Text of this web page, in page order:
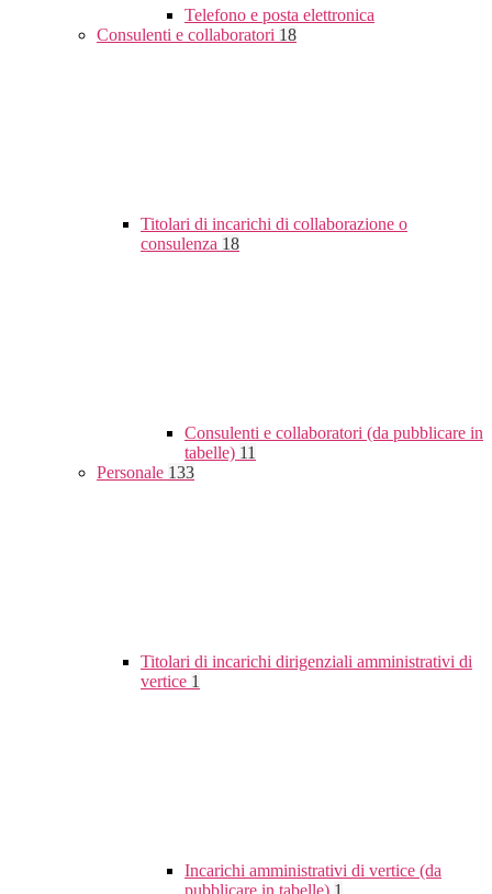
Telefono e posta elettronica
Consulenti e collaboratori 18
Titolari di incarichi di collaborazione o
consulenza 18
Consulenti e collaboratori (da pubblicare in
tabelle) 11
Personale 133
Titolari di incarichi dirigenziali amministrativi di
vertice 1
Incarichi amministrativi di vertice (da